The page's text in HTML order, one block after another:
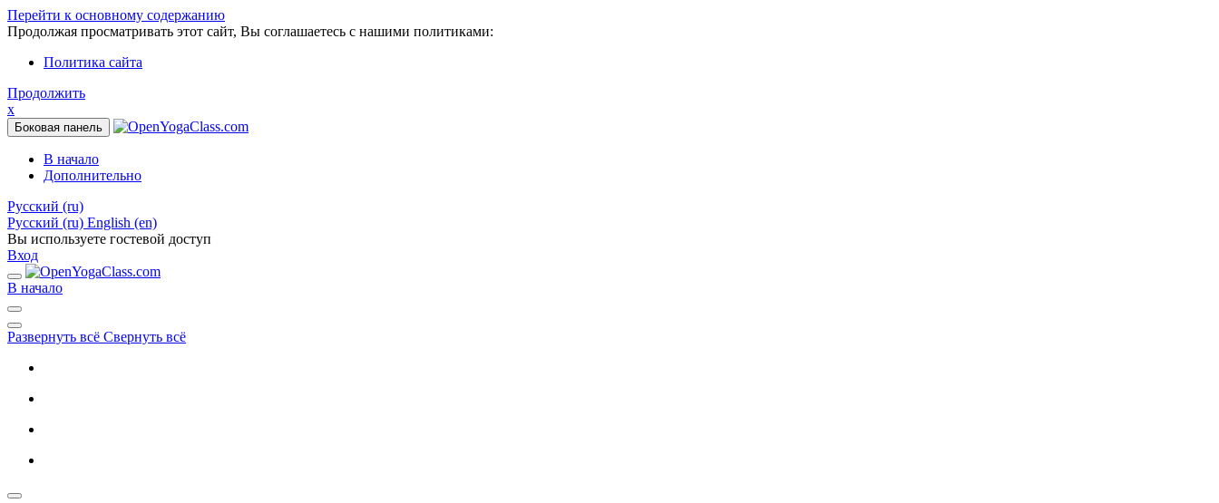
Перейти к основному содержанию
Продолжая просматривать этот сайт, Вы соглашаетесь с нашими политиками:
Политика сайта
Продолжить
x
Боковая панель
В начало
Дополнительно
Русский ‎(ru)‎
Русский ‎(ru)‎ English ‎(en)‎
Вы используете гостевой доступ
Вход
В начало
Развернуть всё Свернуть всё